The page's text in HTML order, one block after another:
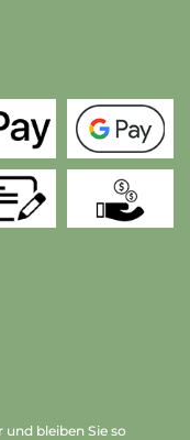
bleiben Sie so